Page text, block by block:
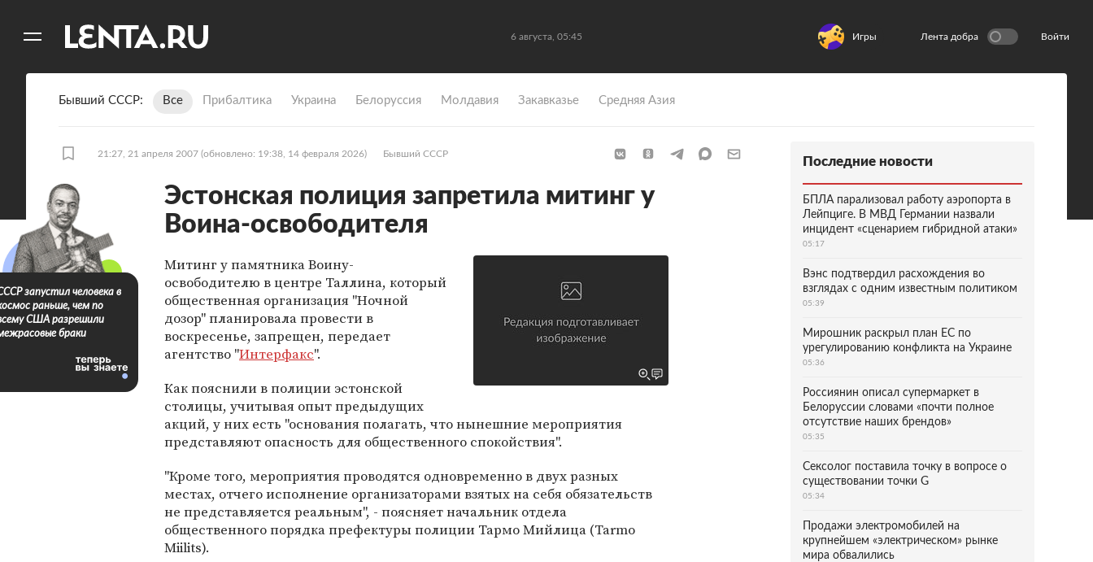
6 августа, 05:45 Игры Лента добра Войти
Бывший СССР Все Прибалтика Украина Белоруссия Молдавия Закавказье Средняя Азия
21:27, 21 апреля 2007 (обновлено: 19:38, 14 февраля 2026) Бывший СССР
Эстонская полиция запретила митинг у
Воина-освободителя
Митинг у памятника Воину-
освободителю в центре Таллина, который
общественная организация "Ночной
дозор" планировала провести в
воскресенье, запрещен, передает
агентство "Интерфакс".
Как пояснили в полиции эстонской
столицы, учитывая опыт предыдущих
акций, у них есть "основания полагать, что нынешние мероприятия
представляют опасность для общественного спокойствия".
"Кроме того, мероприятия проводятся одновременно в двух разных
местах, отчего исполнение организаторами взятых на себя обязательств
не представляется реальным", - поясняет начальник отдела
общественного порядка префектуры полиции Тармо Мийлица (Tarmo
Miilits).
запустил человека в
раньше, чем по
США разрешили
браки
Последние новости
БПЛА парализовал работу аэропорта в
Лейпциге. В МВД Германии назвали
инцидент «сценарием гибридной атаки»
05:17
Вэнс подтвердил расхождения во
взглядах с одним известным политиком
05:39
Мирошник раскрыл план ЕС по
урегулированию конфликта на Украине
05:36
Россиянин описал супермаркет в
Белоруссии словами «почти полное
отсутствие наших брендов»
05:35
Сексолог поставила точку в вопросе о
существовании точки G
05:34
Продажи электромобилей на
крупнейшем «электрическом» рынке
мира обвалились